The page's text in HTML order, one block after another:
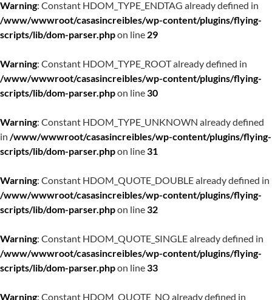
Warning: Constant HDOM_TYPE_ENDTAG already defined in
/www/wwwroot/casasincreibles/wp-content/plugins/flying-
scripts/lib/dom-parser.phpon line 29
Warning: Constant HDOM_TYPE_ROOT already defined in
/www/wwwroot/casasincreibles/wp-content/plugins/flying-
scripts/lib/dom-parser.phpon line30
Warning: Constant HDOM_TYPE_UNKNOWN already defined
in /www/wwwroot/casasincreibles/wp-content/plugins/flying-
scripts/lib/dom-parser.phpon line31
Warning: Constant HDOM_QUOTE_DOUBLE already defined in
/www/wwwroot/casasincreibles/wp-content/plugins/flying-
scripts/lib/dom-parser.phpon line32
Warning: Constant HDOM_QUOTE_SINGLE already defined in
/www/wwwroot/casasincreibles/wp-content/plugins/flying-
scripts/lib/dom-parser.phpon line33
Warning: Constant HDOM_QUOTE_NO already defined in